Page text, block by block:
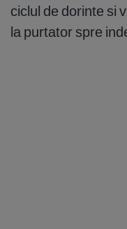
ciclul de dorinte si
la purtator spre